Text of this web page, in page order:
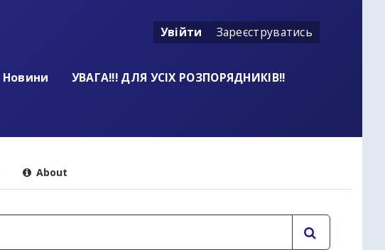
Увійти Зареєструватись
Новини
УВАГА!!! ДЛЯ УСІХ РОЗПОРЯДНИКІВ!!
About